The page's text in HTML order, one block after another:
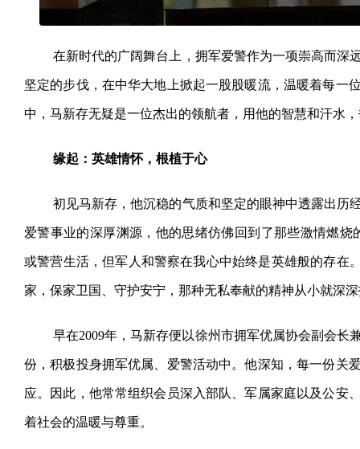
在新时代的广阔舞台上，拥军爱警作为一项崇高而深
坚定的步伐，在中华大地上掀起一股股暖流，温暖着每一
中，马新存无疑是一位杰出的领航者，用他的智慧和汗水
缘起：英雄情怀，根植于心
初见马新存，他沉稳的气质和坚定的眼神中透露出历
爱警事业的深厚渊源，他的思绪仿佛回到了那些激情燃烧
或警营生活，但军人和警察在我心中始终是英雄般的存在
家，保家卫国、守护安宁，那种无私奉献的精神从小就深
早在2009年，马新存便以徐州市拥军优属协会副会长
份，积极投身拥军优属、爱警活动中。他深知，每一份关
应。因此，他常常组织会员深入部队、军属家庭以及公安
着社会的温暖与尊重。